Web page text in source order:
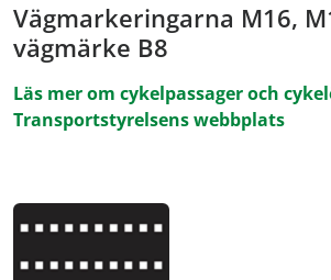
Vägmarkeringarna M16,
vägmärke B8
Läs mer om cykelpassager och
Transportstyrelsens webbplats